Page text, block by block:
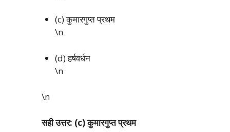
(c) कुमारगुप्त प्रथम
\n
(d) हर्षवर्धन
\n
\n
सही उत्तर: (c) कुमारगुप्त प्रथम